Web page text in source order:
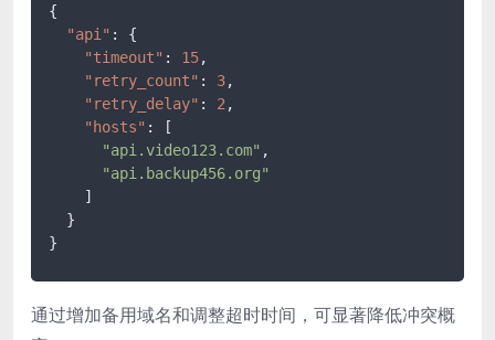
{
"api" :
{
"timeout" : 15,
"retry_count" : 3,
"retry_delay" : 2 ,
"hosts" :
[
"api.video123.com" ,
"api.backup456.org"
]
}
}
通过增加备用域名和调整超时时间，可显著降低冲突概